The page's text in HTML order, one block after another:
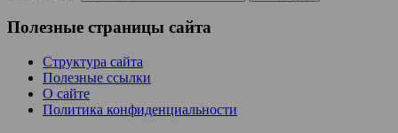
Полезные страницы сайта
Структура сайта
Полезные ссылки
О сайте
Политика конфиденциальности